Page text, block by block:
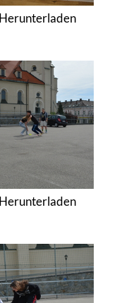
Herunterladen
Herunterladen